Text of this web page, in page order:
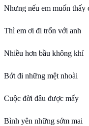
Nhưng nếu em muốn thấy
Thì em ơi đi trốn với anh
Nhiều hơn bầu không khí
Bớt đi những mệt nhoài
Cuộc đời đâu được mấy
Bình yên những sớm mai